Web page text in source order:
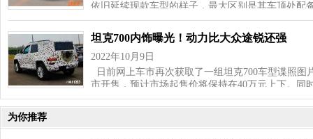
依旧延续现款车型的样子，最大区别是其车顶处配
坦克700内饰曝光！动力比大众途锐还强
2022年10月9日
日前网上车市再次获取了一组坦克700车型谍照
市开售，预计市场起售价将保持在40万元上下。同
为你推荐